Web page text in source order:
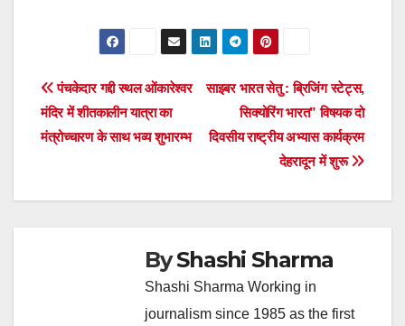
Post
navigation
साइबर भारत सेतु : ब्रिजिंग स्टेट्स,
सिक्योरिंग भारत” विषयक दो
दिवसीय राष्ट्रीय अभ्यास कार्यक्रम
देहरादून में शुरू
पंचकेदार गद्दी स्थल ओंकारेश्वर
मंदिर में शीतकालीन यात्रा का
मंत्रोच्चारण के साथ भव्य शुभारम्भ
ByShashi Sharma
Shashi Sharma Working in
journalism since 1985 as the first